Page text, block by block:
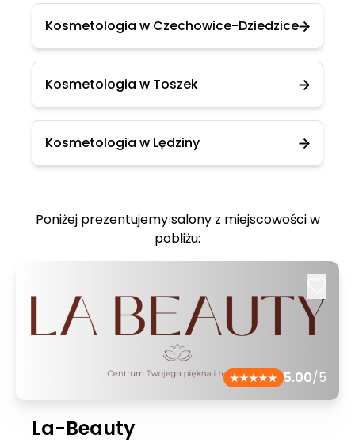
Kosmetologia w Czechowice-Dziedzice
Kosmetologia w Toszek
Kosmetologia w Lędziny
Poniżej prezentujemy salony z miejscowości w
pobliżu:
5.00/5
La-Beauty